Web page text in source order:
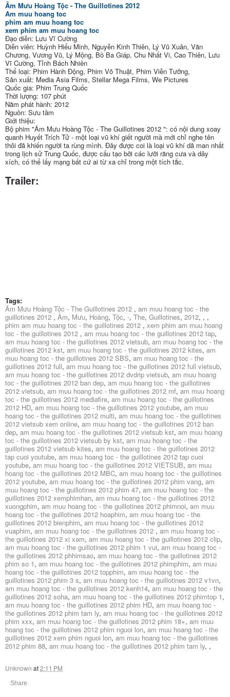
Âm Mưu Hoàng Tộc - The Guillotines 2012
Am muu hoang toc
phim am muu hoang toc
xem phim am muu hoang toc
Đạo diễn: Lưu Vĩ Cường
Diễn viên: Huỳnh Hiểu Minh, Nguyễn Kinh Thiên, Lý Vũ Xuân, Văn
Chương, Vương Vũ, Lý Mộng, Bồ Ba Giáp, Chu Nhất Vi, Cao Thiên, Lưu
Vĩ Cường, Tỉnh Bách Nhiên
Thể loại: Phim Hành Động, Phim Võ Thuật, Phim Viễn Tưởng,
Sản xuất: Media Asia Films, Stellar Mega Films, We Pictures
Quốc gia: Phim Trung Quốc
Thời lượng: 107 phút
Năm phát hành: 2012
Nguồn: Sưu tầm
Giới thiệu:
Bộ phim "Âm Mưu Hoàng Tộc - The Guillotines 2012 ": có nội dung xoay
quanh Huyết Trích Tử - một loại vũ khí giết người mà mới chỉ nghe tên
thôi đã khiến người ta rùng mình. Đây được coi là loại vũ khí dã man nhất
trong lịch sử Trung Quốc, được cấu tạo bởi các lưỡi răng cưa và dây
xích, có thể lấy mạng bất cứ ai từ xa chỉ trong một tích tắc.
Trailer:
Tags:
Âm Mưu Hoàng Tộc - The Guillotines 2012 , am muu hoang toc - the
guillotines 2012 , Âm, Mưu, Hoàng, Tộc, -, The, Guillotines, 2012, , ,
phim am muu hoang toc - the guillotines 2012 , xem phim am muu hoang
toc - the guillotines 2012 , am muu hoang toc - the guillotines 2012 tap,
am muu hoang toc - the guillotines 2012 vietsub, am muu hoang toc - the
guillotines 2012 kst, am muu hoang toc - the guillotines 2012 kites, am
muu hoang toc - the guillotines 2012 SBS, am muu hoang toc - the
guillotines 2012 full, am muu hoang toc - the guillotines 2012 full vietsub,
am muu hoang toc - the guillotines 2012 dvdrip vietsub, am muu hoang
toc - the guillotines 2012 ban dep, am muu hoang toc - the guillotines
2012 vietsub, am muu hoang toc - the guillotines 2012 mf, am muu hoang
toc - the guillotines 2012 mediafire, am muu hoang toc - the guillotines
2012 HD, am muu hoang toc - the guillotines 2012 youtube, am muu
hoang toc - the guillotines 2012 multi, am muu hoang toc - the guillotines
2012 vietsub xem online, am muu hoang toc - the guillotines 2012 ban
dep, am muu hoang toc - the guillotines 2012 vietsub kst, am muu hoang
toc - the guillotines 2012 vietsub by kst, am muu hoang toc - the
guillotines 2012 vietsub kites, am muu hoang toc - the guillotines 2012
tap cuoi youtube, am muu hoang toc - the guillotines 2012 tap cuoi
youtube, am muu hoang toc - the guillotines 2012 VIETSUB, am muu
hoang toc - the guillotines 2012 MBC, am muu hoang toc - the guillotines
2012 youtube, am muu hoang toc - the guillotines 2012 phim vang, am
muu hoang toc - the guillotines 2012 phim 47, am muu hoang toc - the
guillotines 2012 xemphimhan, am muu hoang toc - the guillotines 2012
xuongphim, am muu hoang toc - the guillotines 2012 phimnoi, am muu
hoang toc - the guillotines 2012 hoaphim, am muu hoang toc - the
guillotines 2012 bienphim, am muu hoang toc - the guillotines 2012
vuaphim, am muu hoang toc - the guillotines 2012 , am muu hoang toc -
the guillotines 2012 xi xam, am muu hoang toc - the guillotines 2012 clip,
am muu hoang toc - the guillotines 2012 phim 1 vui, am muu hoang toc -
the guillotines 2012 phhimsao, am muu hoang toc - the guillotines 2012
phim so 1, am muu hoang toc - the guillotines 2012 phimphim, am muu
hoang toc - the guillotines 2012 topphim, am muu hoang toc - the
guillotines 2012 phim 3 s, am muu hoang toc - the guillotines 2012 v1vn,
am muu hoang toc - the guillotines 2012 kenh14, am muu hoang toc - the
guillotines 2012 soha, am muu hoang toc - the guillotines 2012 phimtop 1,
am muu hoang toc - the guillotines 2012 phim HD, am muu hoang toc -
the guillotines 2012 phim tam ly, am muu hoang toc - the guillotines 2012
phim xxx, am muu hoang toc - the guillotines 2012 phim 18+, am muu
hoang toc - the guillotines 2012 phim nguoi lon, am muu hoang toc - the
guillotines 2012 xem phim nguoi lon, am muu hoang toc - the guillotines
2012 phim 88, am muu hoang toc - the guillotines 2012 phim tam ly, ,
Unknown at2:11 PM
Share